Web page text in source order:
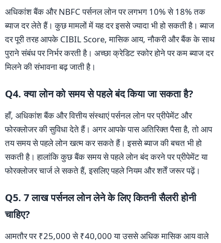
अधिकांश बैंक और NBFC पर्सनल लोन पर लगभग 10% से 18% तक
ब्याज दर लेते हैं। कुछ मामलों में यह दर इससे ज्यादा भी हो सकती है। ब्याज
दर पूरी तरह आपके CIBIL Score, मासिक आय, नौकरी और बैंक के साथ
पुराने संबंध पर निर्भर करती है। अच्छा क्रेडिट स्कोर होने पर कम ब्याज दर
मिलने की संभावना बढ़ जाती है।
Q4. क्या लोन को समय से पहले बंद किया जा सकता है?
हाँ, अधिकांश बैंक और वित्तीय संस्थाएं पर्सनल लोन पर प्रीपेमेंट और
फोरक्लोजर की सुविधा देते हैं। अगर आपके पास अतिरिक्त पैसा है, तो आप
तय समय से पहले लोन खत्म कर सकते हैं। इससे ब्याज की बचत भी हो
सकती है। हालांकि कुछ बैंक समय से पहले लोन बंद करने पर प्रीपेमेंट या
फोरक्लोजर चार्ज ले सकते हैं, इसलिए पहले नियम और शर्तें जरूर पढ़ें।
Q5. 7 लाख पर्सनल लोन लेने के लिए कितनी सैलरी होनी
चाहिए?
आमतौर पर ₹25,000 से ₹40,000 या उससे अधिक मासिक आय वाले